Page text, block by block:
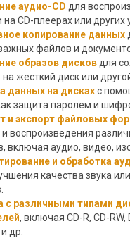
аудио-CD для
CD-плеерах или других
копирование данных
файлов и
образов дисков для
на жесткий диск или
данных на дискахс
защита паролем и
и экспорт файловых
и воспроизведения
включая аудио, видео,
и обработка
качества звука
с различными типами
, включая CD-R, CD-RW,
др.